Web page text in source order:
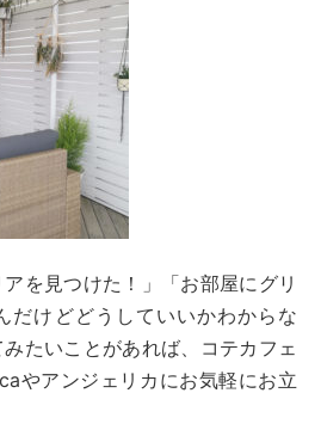
アを見つけた！」「お部屋にグリ
だけどどうしていいかわからな
たいことがあれば、コテカフェ
やアンジェリカにお気軽にお立